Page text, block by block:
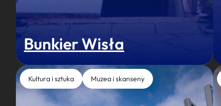
Bunkier Wisła
Kultura i sztuka Muzea i skanseny